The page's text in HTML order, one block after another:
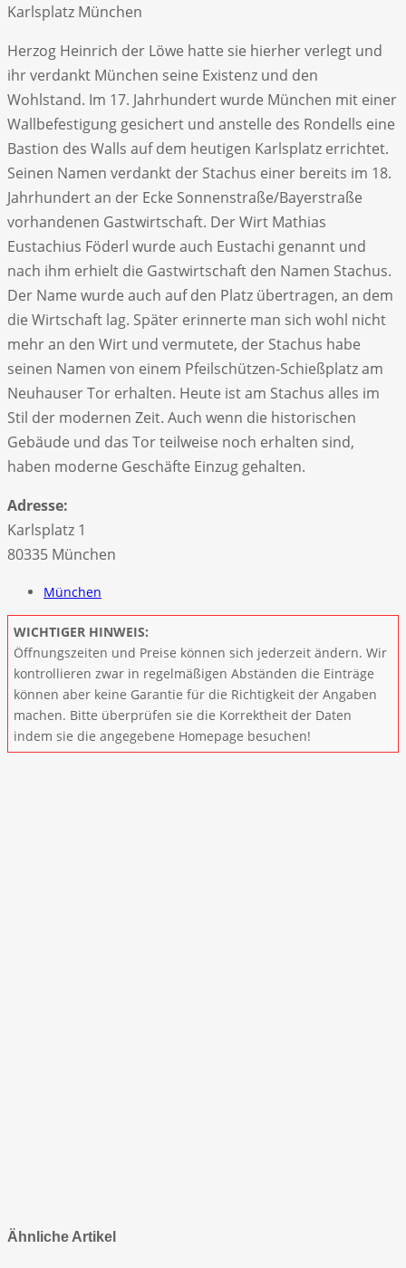
Karlsplatz München
Herzog Heinrich der Löwe hatte sie hierher verlegt und
ihr verdankt München seine Existenz und den
Wohlstand. Im 17. Jahrhundert wurde München mit einer
Wallbefestigung gesichert und anstelle des Rondells eine
Bastion des Walls auf dem heutigen Karlsplatz errichtet.
Seinen Namen verdankt der Stachus einer bereits im 18.
Jahrhundert an der Ecke Sonnenstraße/Bayerstraße
vorhandenen Gastwirtschaft. Der Wirt Mathias
Eustachius Föderl wurde auch Eustachi genannt und
nach ihm erhielt die Gastwirtschaft den Namen Stachus.
Der Name wurde auch auf den Platz übertragen, an dem
die Wirtschaft lag. Später erinnerte man sich wohl nicht
mehr an den Wirt und vermutete, der Stachus habe
seinen Namen von einem Pfeilschützen-Schießplatz am
Neuhauser Tor erhalten. Heute ist am Stachus alles im
Stil der modernen Zeit. Auch wenn die historischen
Gebäude und das Tor teilweise noch erhalten sind,
haben moderne Geschäfte Einzug gehalten.
Adresse:
Karlsplatz 1
80335 München
München
WICHTIGER HINWEIS:
Öffnungszeiten und Preise können sich jederzeit ändern. Wir
kontrollieren zwar in regelmäßigen Abständen die Einträge
können aber keine Garantie für die Richtigkeit der Angaben
machen. Bitte überprüfen sie die Korrektheit der Daten
indem sie die angegebene Homepage besuchen!
Ähnliche Artikel